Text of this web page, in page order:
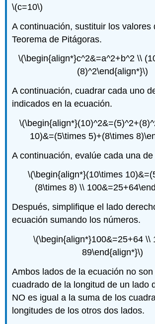
\(c=10\)
A continuación, sustituir los valores
Teorema de Pitágoras.
\(\begin{align*}c^2&=a^2+b^2 \\
(8)^2\end{align*}\)
A continuación, cuadrar cada uno
indicados en la ecuación.
10)&=(5\times 5)+(8\times
A continuación, evalúe cada una
\(\begin{align*}(10\times
(8\times 8) \\
Después, simplifique el lado
ecuación sumando los números.
\(\begin{align*}100&=25+64 \\
89\end{align*}\)
Ambos lados de la ecuación no
cuadrado de la longitud de un lado
NO es igual a la suma de los
longitudes de los otros dos lados.